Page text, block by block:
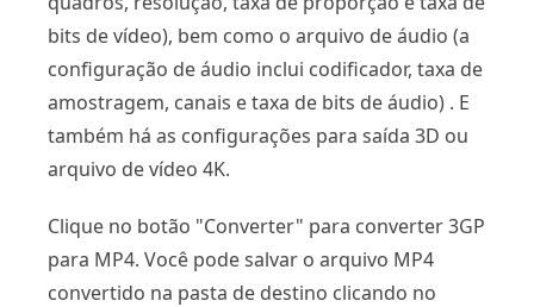
bits de vídeo), bem como o arquivo de áudio (a
configuração de áudio inclui codificador, taxa de
amostragem, canais e taxa de bits de áudio) . E
também há as configurações para saída 3D ou
arquivo de vídeo 4K.
Clique no botão "Converter" para converter 3GP
para MP4. Você pode salvar o arquivo MP4
convertido na pasta de destino clicando no